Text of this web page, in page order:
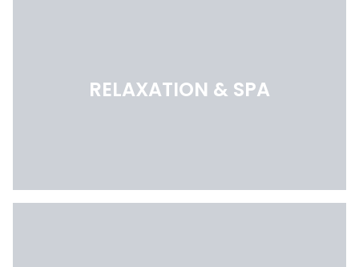
RELAXATION & SPA